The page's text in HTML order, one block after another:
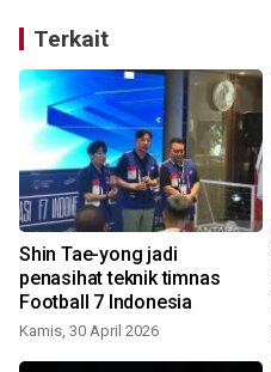
Terkait
Shin Tae-yong jadi
penasihat teknik timnas
Football 7 Indonesia
Kamis, 30 April 2026